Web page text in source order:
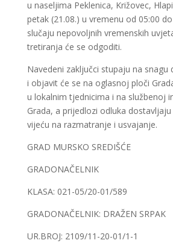
u naseljima Peklenica, Križovec,
petak (21.08.) u vremenu od 05:00
slučaju nepovoljnih vremenskih
tretiranja će se odgoditi.
Navedeni zaključci stupaju na
i objavit će se na oglasnoj ploči
u lokalnim tjednicima i na službenoj
Grada, a prijedlozi odluka
vijeću na razmatranje i usvajanje.
GRAD MURSKO SREDIŠĆE
GRADONAČELNIK
KLASA: 021-05/20-01/­­­589
GRADONAČELNIK: DRAŽEN SRPAK
UR.BROJ: 2109/11-20-01/1-1